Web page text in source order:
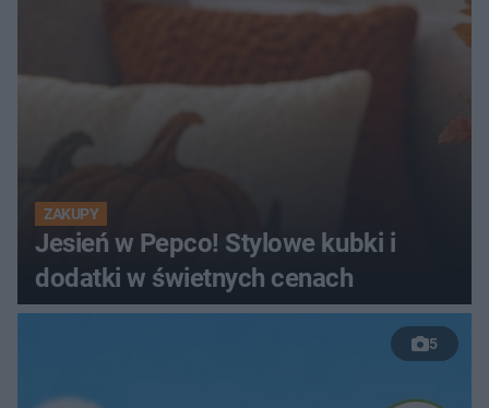
ZAKUPY
Jesień w Pepco! Stylowe kubki i
dodatki w świetnych cenach
5